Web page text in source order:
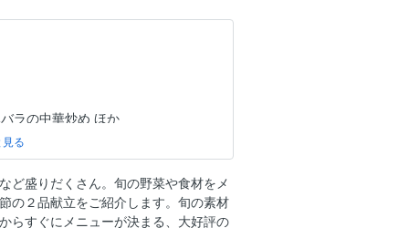
ラの中華炒め ほか
のグラタン ほか
ど盛りだくさん。旬の野菜や食材をメ
の２品献立をご紹介します。旬の素材
らすぐにメニューが決まる、大好評の